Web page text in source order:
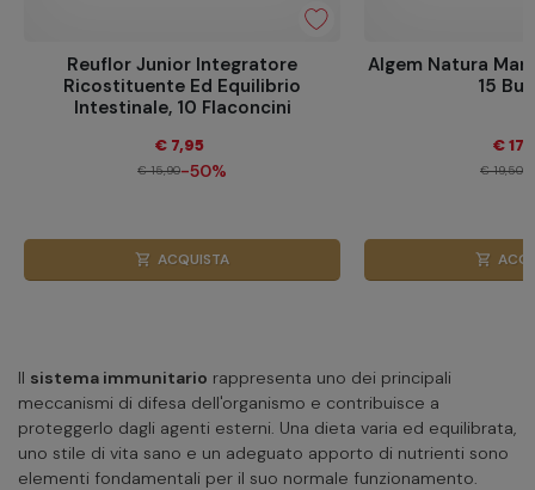
Reuflor Junior Integratore
Ricostituente Ed Equilibrio
Intestinale, 10 Flaconcini
€ 7,95
€ 15,90-50%
shopping_cart ACQUISTA
Algem Natura
15
€
€ 19,50-
shopping_cart
Il sistema immunitario rappresenta uno dei principali
meccanismi di difesa dell'organismo e contribuisce a
proteggerlo dagli agenti esterni. Una dieta varia ed equilibrata,
uno stile di vita sano e un adeguato apporto di nutrienti sono
elementi fondamentali per il suo normale funzionamento.